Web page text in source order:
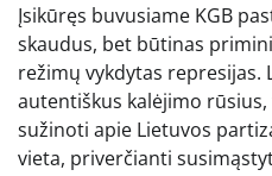
Įsikūręs buvusiame KGB
skaudus, bet būtinas
režimų vykdytas represijas.
autentiškus kalėjimo
sužinoti apie Lietuvos
vieta, priverčianti